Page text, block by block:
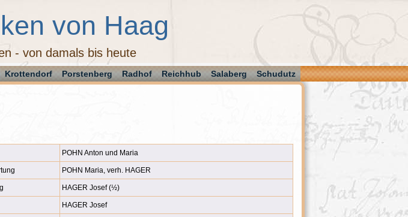
von Haag
- von damals bis heute
Krottendorf Porstenberg Radhof Reichhub Salaberg Schudutz
POHN Anton und Maria
POHN Maria, verh. HAGER
HAGER Josef (½)
HAGER Josef